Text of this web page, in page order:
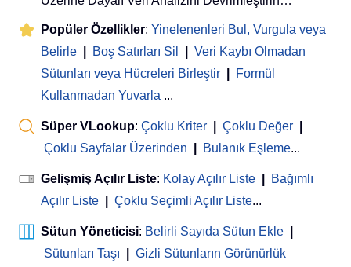
Popüler Özellikler: Yinelenenleri Bul, Vurgula veya
Belirle
Boş Satırları Sil
Veri Kaybı Olmadan
Sütunları veya Hücreleri Birleştir
Formül
Kullanmadan Yuvarla ...
Süper VLookup: Çoklu Kriter Çoklu Değer
Çoklu Sayfalar Üzerinden
Bulanık Eşleme...
Gelişmiş Açılır Liste: Kolay Açılır Liste
Bağımlı
Açılır Liste
Çoklu Seçimli Açılır Liste...
Sütun Yöneticisi: Belirli Sayıda Sütun Ekle
Sütunları Taşı
Gizli Sütunların Görünürlük